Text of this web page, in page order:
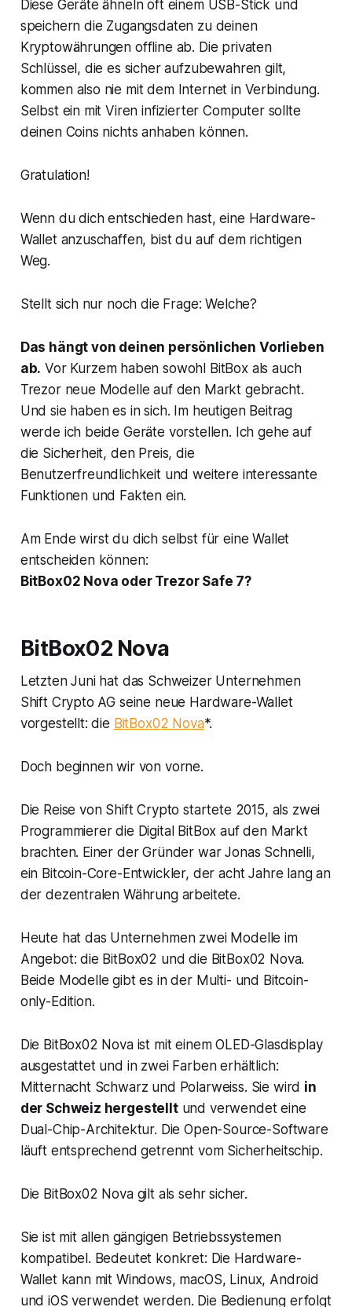
Diese Geräte ähneln oft einem USB-Stick und
speichern die Zugangsdaten zu deinen
Kryptowährungen offline ab. Die privaten
Schlüssel, die es sicher aufzubewahren gilt,
kommen also nie mit dem Internet in Verbindung.
Selbst ein mit Viren infizierter Computer sollte
deinen Coins nichts anhaben können.
Gratulation!
Wenn du dich entschieden hast, eine Hardware-
Wallet anzuschaffen, bist du auf dem richtigen
Weg.
Stellt sich nur noch die Frage: Welche?
Das hängt von deinen persönlichen Vorlieben
ab. Vor Kurzem haben sowohl BitBox als auch
Trezor neue Modelle auf den Markt gebracht.
Und sie haben es in sich. Im heutigen Beitrag
werde ich beide Geräte vorstellen. Ich gehe auf
die Sicherheit, den Preis, die
Benutzerfreundlichkeit und weitere interessante
Funktionen und Fakten ein.
Am Ende wirst du dich selbst für eine Wallet
entscheiden können:
BitBox02 Nova oder Trezor Safe 7?
BitBox02 Nova
Letzten Juni hat das Schweizer Unternehmen
Shift Crypto AG seine neue Hardware-Wallet
vorgestellt: die BitBox02 Nova*.
Doch beginnen wir von vorne.
Die Reise von Shift Crypto startete 2015, als zwei
Programmierer die Digital BitBox auf den Markt
brachten. Einer der Gründer war Jonas Schnelli,
ein Bitcoin-Core-Entwickler, der acht Jahre lang an
der dezentralen Währung arbeitete.
Heute hat das Unternehmen zwei Modelle im
Angebot: die BitBox02 und die BitBox02 Nova.
Beide Modelle gibt es in der Multi- und Bitcoin-
only-Edition.
Die BitBox02 Nova ist mit einem OLED-Glasdisplay
ausgestattet und in zwei Farben erhältlich:
Mitternacht Schwarz und Polarweiss. Sie wird in
der Schweiz hergestelltund verwendet eine
Dual-Chip-Architektur. Die Open-Source-Software
läuft entsprechend getrennt vom Sicherheitschip.
Die BitBox02 Nova gilt als sehr sicher.
Sie ist mit allen gängigen Betriebssystemen
kompatibel. Bedeutet konkret: Die Hardware-
Wallet kann mit Windows, macOS, Linux, Android
und iOS verwendet werden. Die Bedienung erfolgt